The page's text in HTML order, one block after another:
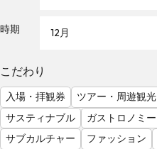
る
気
を
見
る
時期 12月
こだわり
入場・拝観券 ツアー・周遊観光
サスティナブル
ガストロノミー
サブカルチャー
ファッション